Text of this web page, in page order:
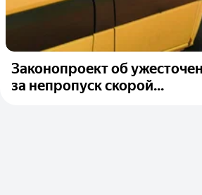
Законопроект об
за непропуск скорой...